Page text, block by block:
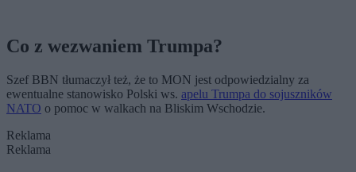
Co z wezwaniem Trumpa?
Szef BBN tłumaczył też, że to MON jest odpowiedzialny za
ewentualne stanowisko Polski ws. apelu Trumpa do sojuszników
NATO o pomoc w walkach na Bliskim Wschodzie.
Reklama
Reklama